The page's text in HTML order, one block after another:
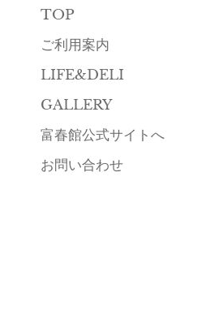
TOP
ご利用案内
LIFE&DELI
GALLERY
富春館公式サイトへ
お問い合わせ